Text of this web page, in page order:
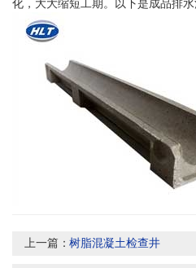
化，大大缩短工期。以下是成品排水
上一篇：树脂混凝土检查井